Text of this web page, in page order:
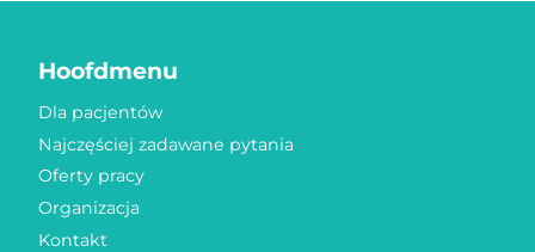
Hoofdmenu
Dla pacjentów
Najczęściej zadawane pytania
Oferty pracy
Organizacja
Kontakt